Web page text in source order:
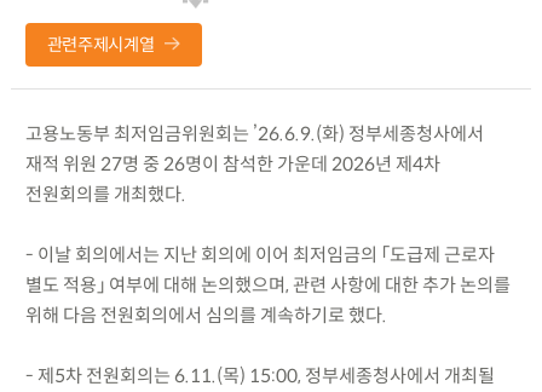
관련주제시계열
고용노동부 최저임금위원회는 ’26.6.9.(화) 정부세종청사에서
재적 위원 27명 중 26명이 참석한 가운데 2026년 제4차
전원회의를 개최했다.
- 이날 회의에서는 지난 회의에 이어 최저임금의 「도급제 근로자
별도 적용」 여부에 대해 논의했으며, 관련 사항에 대한 추가 논의를
위해 다음 전원회의에서 심의를 계속하기로 했다.
- 제5차 전원회의는 6.11.(목) 15:00, 정부세종청사에서 개최될